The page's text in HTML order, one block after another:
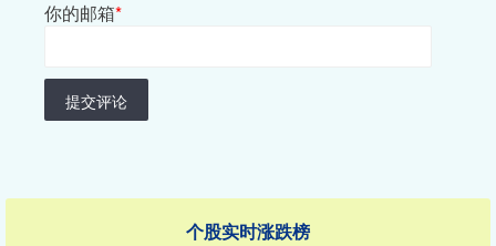
你的邮箱*
提交评论
个股实时涨跌榜